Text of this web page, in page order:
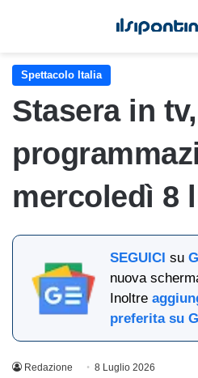
Spettacolo Italia
Stasera in
mercoledì 8
SEGUICI su
nuova
Inoltre
preferita su
Redazione 8 Luglio 2026